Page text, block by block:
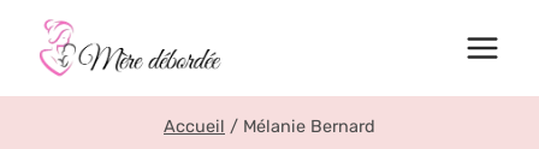
contenu
Accueil / Mélanie Bernard